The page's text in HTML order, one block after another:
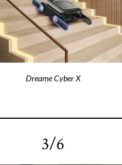
Dreame Cyber X
3/6